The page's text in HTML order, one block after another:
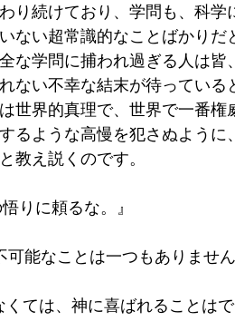
り続けており、学問も、科学
ない超常識的なことばかり
な学問に捕われ過ぎる人は皆
ない不幸な結末が待ってい
世界的真理で、世界で一番権
るような高慢を犯さぬよう
教え説くのです。
りに頼るな。』
能なことは一つもありません
くては、神に喜ばれることは